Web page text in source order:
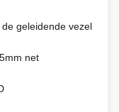
geleidende vezel
net